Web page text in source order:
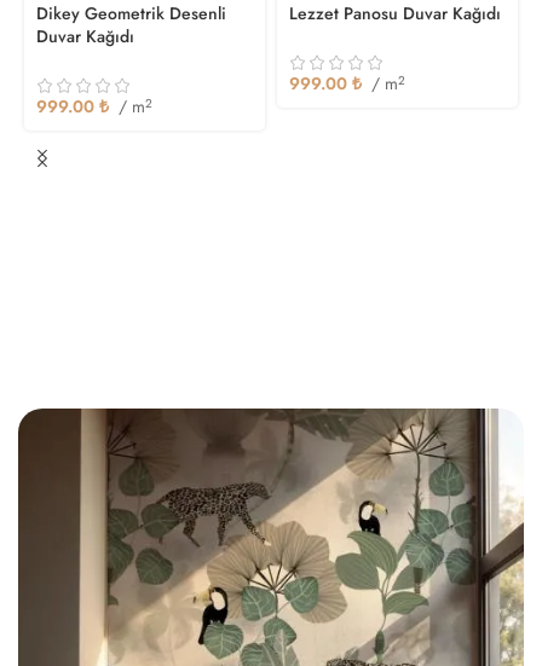
Dikey Geometrik Desenli
Duvar Kağıdı
999.00 ₺ / m2
Lezzet Panosu Duvar Kağıdı
999.00 ₺ / m2